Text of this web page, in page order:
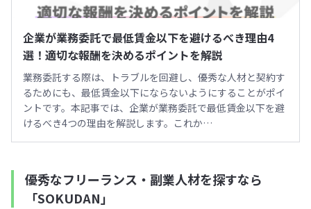
企業が業務委託で最低賃金以下を避けるべき理由4
選！適切な報酬を決めるポイントを解説
業務委託する際は、トラブルを回避し、優秀な人材と契約す
るためにも、最低賃金以下にならないようにすることがポイ
ントです。本記事では、企業が業務委託で最低賃金以下を避
けるべき4つの理由を解説します。これか…
優秀なフリーランス・副業人材を探すなら
「SOKUDAN」